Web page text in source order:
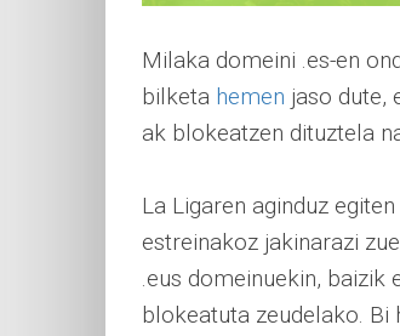
Milaka domeini .es-en
bilketa hemen jaso dute,
ak blokeatzen dituztela
La Ligaren aginduz
estreinakoz jakinarazi
.eus domeinuekin,
blokeatuta zeudelako. Bi